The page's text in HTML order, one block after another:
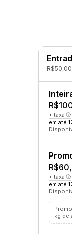
+ taxa
em até
+ taxa
em até
kg de